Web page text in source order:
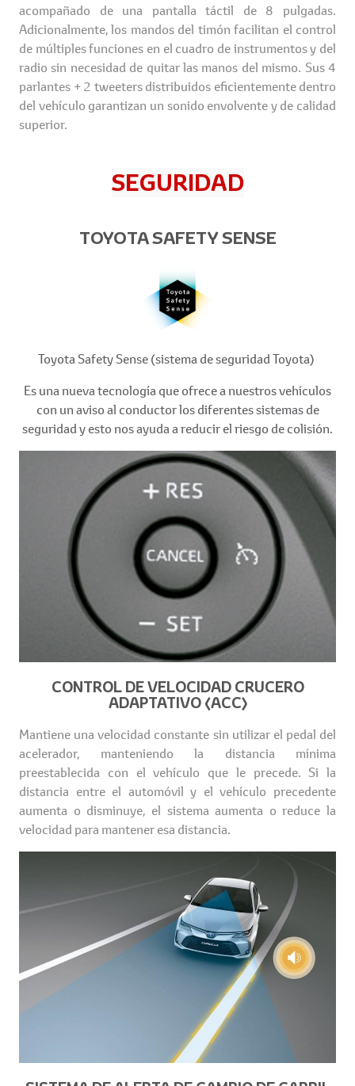
acompañado de una pantalla táctil de 8 pulgadas.
Adicionalmente, los mandos del timón facilitan el control
de múltiples funciones en el cuadro de instrumentos y del
radio sin necesidad de quitar las manos del mismo. Sus 4
parlantes + 2 tweeters distribuidos eficientemente dentro
del vehículo garantizan un sonido envolvente y de calidad
superior.
SEGURIDAD
TOYOTA SAFETY SENSE
Toyota Safety Sense (sistema de seguridad Toyota)
Es una nueva tecnología que ofrece a nuestros vehículos
con un aviso al conductor los diferentes sistemas de
seguridad y esto nos ayuda a reducir el riesgo de colisión.
CONTROL DE VELOCIDAD CRUCERO
ADAPTATIVO (ACC)
Mantiene una velocidad constante sin utilizar el pedal del
acelerador, manteniendo la distancia mínima
preestablecida con el vehículo que le precede. Si la
distancia entre el automóvil y el vehículo precedente
aumenta o disminuye, el sistema aumenta o reduce la
velocidad para mantener esa distancia.